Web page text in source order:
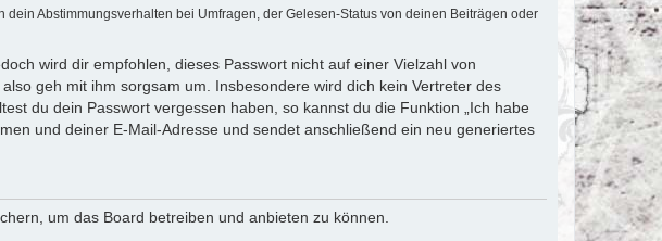
Abstimmungsverhalten bei Umfragen, der Gelesen-Status von deinen Beiträgen oder
wird dir empfohlen, dieses Passwort nicht auf einer Vielzahl von
geh mit ihm sorgsam um. Insbesondere wird dich kein Vertreter des
du dein Passwort vergessen haben, so kannst du die Funktion „Ich habe
und deiner E-Mail-Adresse und sendet anschließend ein neu generiertes
um das Board betreiben und anbieten zu können.